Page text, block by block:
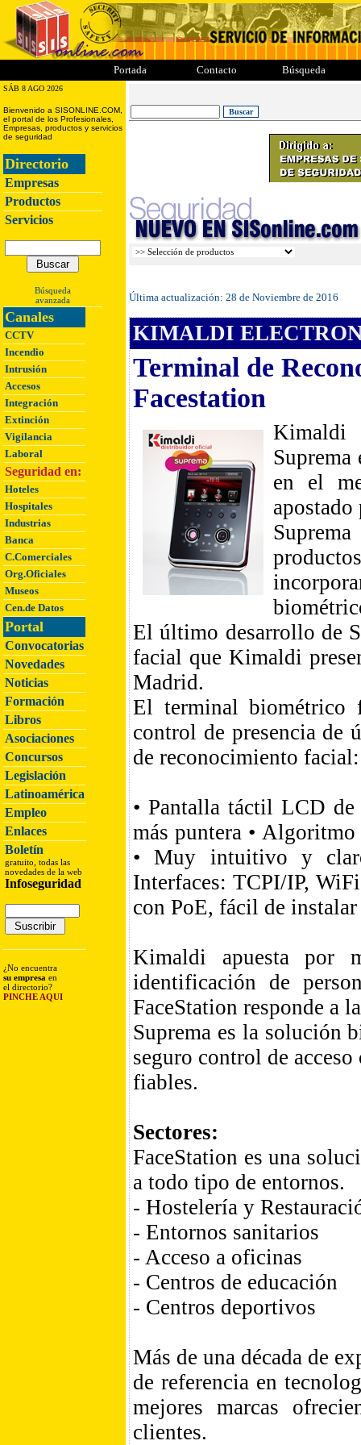
Portada Contacto Búsqueda
SÁB 8 AGO 2026
Bienvenido a SISONLINE.COM,
el portal de los Profesionales,
Empresas, productos y servicios
de seguridad
Directorio
Empresas
Productos
Servicios
Búsqueda
avanzada
Canales
CCTV
Incendio
Intrusión
Accesos
Integración
Extinción
Vigilancia
Laboral
Seguridad en:
Hoteles
Hospitales
Industrias
Banca
C.Comerciales
Org.Oficiales
Museos
Cen.de Datos
Portal
Convocatorias
Novedades
Noticias
Formación
Libros
Asociaciones
Concursos
Legislación
Latinoamérica
Empleo
Enlaces
Boletín
gratuito, todas las
novedades de la web
Infoseguridad
¿No encuentra
su empresa en
el directorio?
PINCHE AQUI
Última actualización: 28 de Noviembre de 2016
KIMALDI
Terminal de
Facestation
Kimaldi
Suprema
en el
El último desarrollo de
facial que Kimaldi
Madrid.
El terminal biométrico
control de presencia de
de reconocimiento facial:
• Pantalla táctil LCD
más puntera •
• Muy intuitivo y
Interfaces: TCPI/IP,
con PoE, fácil de instalar
Kimaldi apuesta por
identificación de
FaceStation responde a
Suprema es la solución
seguro control de
fiables.
Sectores:
FaceStation es una
a todo tipo de entornos.
- Hostelería y
- Entornos sanitarios
- Acceso a oficinas
- Centros de educación
- Centros deportivos
Más de una década de
de referencia en
mejores marcas
clientes.